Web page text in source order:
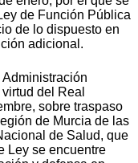
de Función Pública
de lo dispuesto en
adicional.
del Real
sobre traspaso
de Murcia de las
de Salud, que
Ley se encuentre